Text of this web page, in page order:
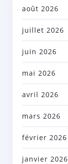
août 2026
juillet 2026
juin 2026
mai 2026
avril 2026
mars 2026
février 2026
janvier 2026